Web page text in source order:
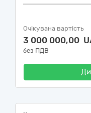
Очікувана вартість
3 000 000,00
без ПДВ